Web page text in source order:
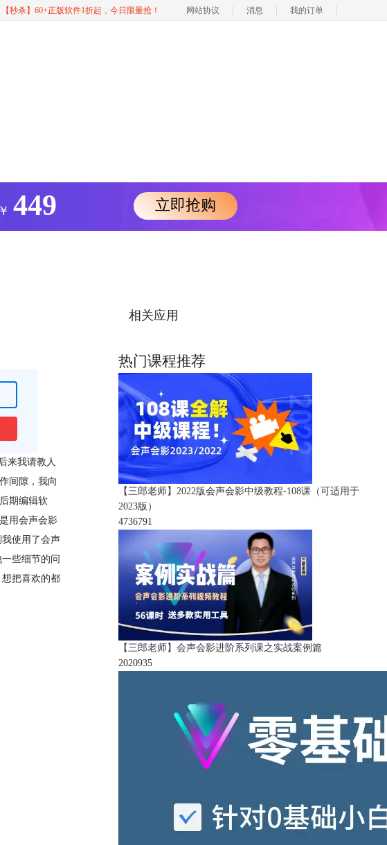
【秒杀】60+正版软件1折起，今日限量抢！ 网站协议 消息 我的订单
449 立即抢购
来我请教人
间隙，我向
期编辑软
用会声会影
使用了会声
些细节的问
把喜欢的都
相关应用
热门课程推荐
【三郎老师】2022版会声会影中级教程-108课（可适用于
2023版）
4736791
【三郎老师】会声会影进阶系列课之实战案例篇
2020935